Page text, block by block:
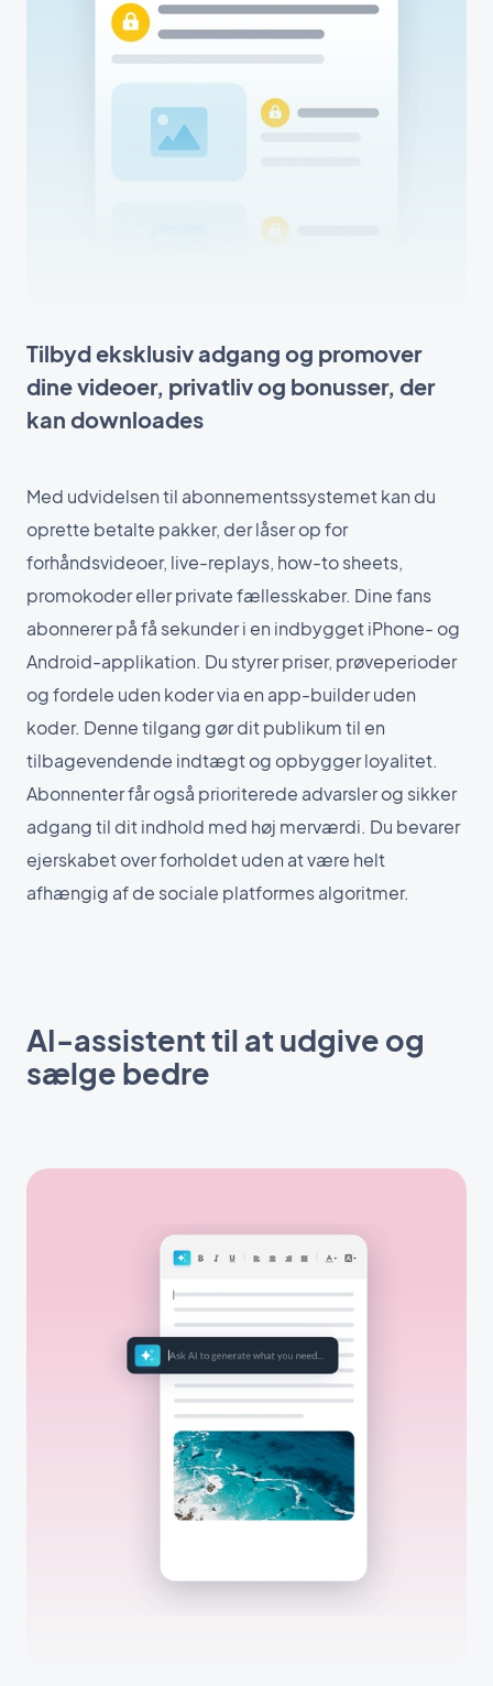
Tilbyd eksklusiv adgang og promover
dine videoer, privatliv og bonusser, der
kan downloades
Med udvidelsen til abonnementssystemet kan du
oprette betalte pakker, der låser op for
forhåndsvideoer, live-replays, how-to sheets,
promokoder eller private fællesskaber. Dine fans
abonnerer på få sekunder i en indbygget iPhone- og
Android-applikation. Du styrer priser, prøveperioder
og fordele uden koder via en app-builder uden
koder. Denne tilgang gør dit publikum til en
tilbagevendende indtægt og opbygger loyalitet.
Abonnenter får også prioriterede advarsler og sikker
adgang til dit indhold med høj merværdi. Du bevarer
ejerskabet over forholdet uden at være helt
afhængig af de sociale platformes algoritmer.
AI-assistent til at udgive og
sælge bedre